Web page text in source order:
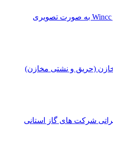
و نشتی مخازن)
شرکت های گاز استانی